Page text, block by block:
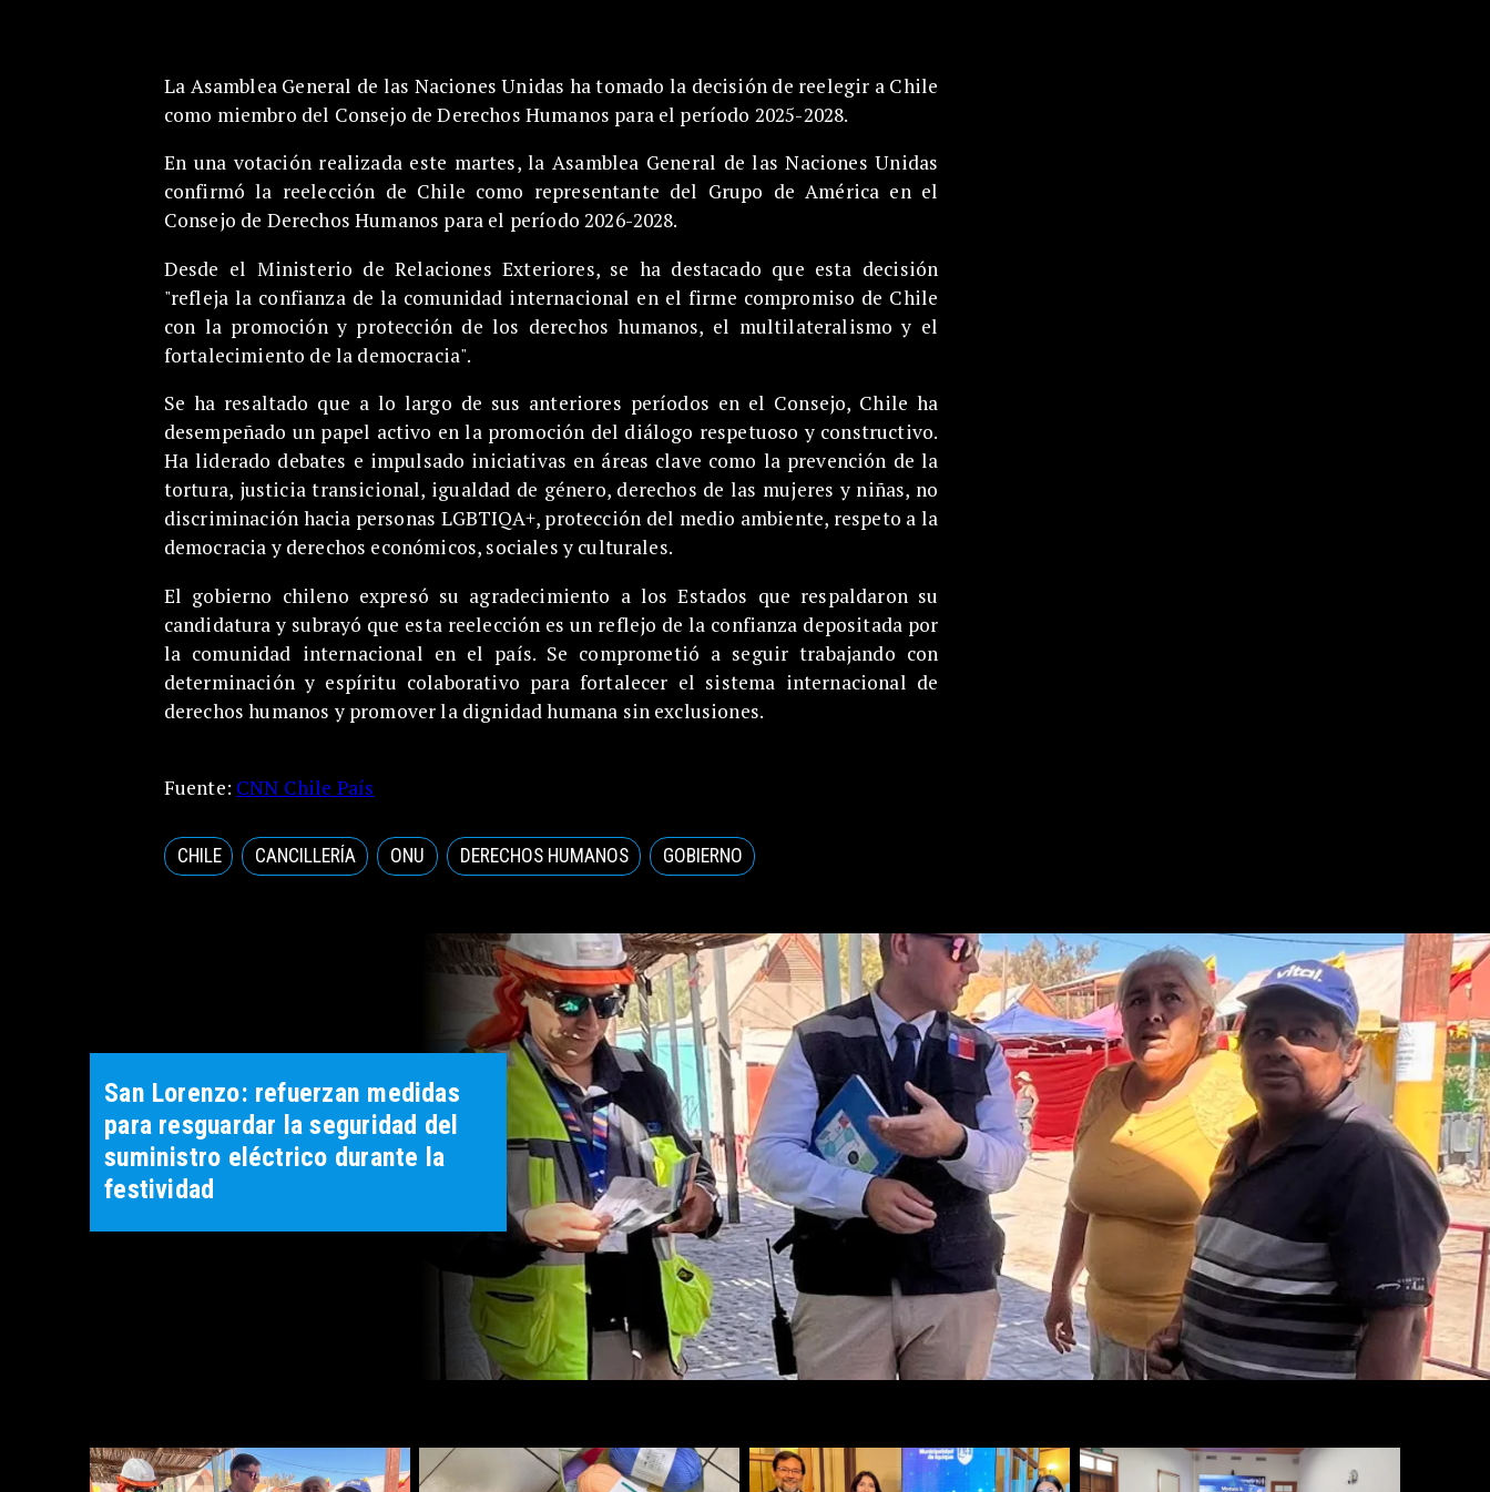
La Asamblea General de las Naciones Unidas ha tomado la decisión de reelegir a Chile
como miembro del Consejo de Derechos Humanos para el período 2025-2028.
En una votación realizada este martes, la Asamblea General de las Naciones Unidas
confirmó la reelección de Chile como representante del Grupo de América en el
Consejo de Derechos Humanos para el período 2026-2028.
Desde el Ministerio de Relaciones Exteriores, se ha destacado que esta decisión
"refleja la confianza de la comunidad internacional en el firme compromiso de Chile
con la promoción y protección de los derechos humanos, el multilateralismo y el
fortalecimiento de la democracia".
Se ha resaltado que a lo largo de sus anteriores períodos en el Consejo, Chile ha
desempeñado un papel activo en la promoción del diálogo respetuoso y constructivo.
Ha liderado debates e impulsado iniciativas en áreas clave como la prevención de la
tortura, justicia transicional, igualdad de género, derechos de las mujeres y niñas, no
discriminación hacia personas LGBTIQA+, protección del medio ambiente, respeto a la
democracia y derechos económicos, sociales y culturales.
El gobierno chileno expresó su agradecimiento a los Estados que respaldaron su
candidatura y subrayó que esta reelección es un reflejo de la confianza depositada por
la comunidad internacional en el país. Se comprometió a seguir trabajando con
determinación y espíritu colaborativo para fortalecer el sistema internacional de
derechos humanos y promover la dignidad humana sin exclusiones.
Fuente: CNN Chile País
CHILE CANCILLERÍA ONU DERECHOS HUMANOS GOBIERNO
San Lorenzo: refuerzan medidas
para resguardar la seguridad del
suministro eléctrico durante la
festividad